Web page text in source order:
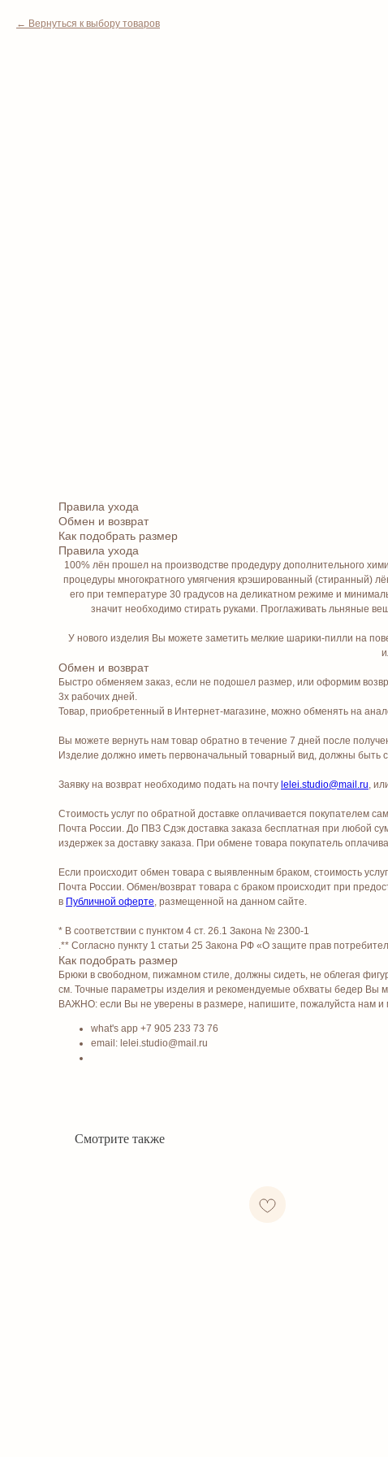
Вернуться к выбору товаров
Правила ухода
Обмен и возврат
Как подобрать размер
Правила ухода
100% лён прошел на производстве продедуру дополнительного
процедуры многократного умягчения крэшированный (стиранный)
его при температуре 30 градусов на деликатном режиме и
значит необходимо стирать руками. Проглаживать льняные
У нового изделия Вы можете заметить мелкие шарики-пилли на
Обмен и возврат
Быстро обменяем заказ, если не подошел размер, или оформим
3х рабочих дней.
Товар, приобретенный в Интернет-магазине, можно обменять на
Вы можете вернуть нам товар обратно в течение 7 дней после
Изделие должно иметь первоначальный товарный вид, должны быть
Заявку на возврат необходимо подать на почту lelei.studio@mail.ru,
Стоимость услуг по обратной доставке оплачивается покупателем
Почта России. До ПВЗ Сдэк доставка заказа бесплатная при любой
издержек за доставку заказа. При обмене товара покупатель
Если происходит обмен товара с выявленным браком, стоимость
Почта России. Обмен/возврат товара с браком происходит при
в Публичной оферте, размещенной на данном сайте.
* В соответствии с пунктом 4 ст. 26.1 Закона № 2300-1
.** Согласно пункту 1 статьи 25 Закона РФ «О защите прав
Как подобрать размер
Брюки в свободном, пижамном стиле, должны сидеть, не облегая
см. Точные параметры изделия и рекомендуемые обхваты бедер Вы
ВАЖНО: если Вы не уверены в размере, напишите, пожалуйста нам
what's app +7 905 233 73 76
email: lelei.studio@mail.ru
Смотрите также